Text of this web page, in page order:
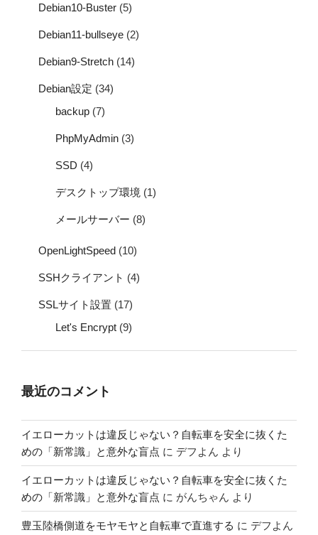
Debian10-Buster (5)
Debian11-bullseye (2)
Debian9-Stretch (14)
Debian設定 (34)
backup (7)
PhpMyAdmin (3)
SSD (4)
デスクトップ環境 (1)
メールサーバー (8)
OpenLightSpeed (10)
SSHクライアント (4)
SSLサイト設置 (17)
Let's Encrypt (9)
最近のコメント
イエローカットは違反じゃない？自転車を安全に抜くた
めの「新常識」と意外な盲点 に デフよん より
イエローカットは違反じゃない？自転車を安全に抜くた
めの「新常識」と意外な盲点 に がんちゃん より
豊玉陸橋側道をモヤモヤと自転車で直進する に デフよん